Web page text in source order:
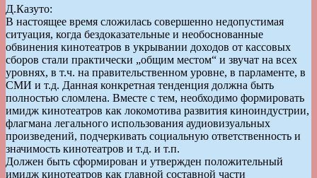
Д.Казуто:
В настоящее время сложилась совершенно недопустимая
ситуация, когда бездоказательные и необоснованные
обвинения кинотеатров в укрывании доходов от кассовых
сборов стали практически „общим местом“ и звучат на всех
уровнях, в т.ч. на правительственном уровне, в парламенте, в
СМИ и т.д. Данная конкретная тенденция должна быть
полностью сломлена. Вместе с тем, необходимо формировать
имидж кинотеатров как локомотива развития киноиндустрии,
флагмана легального использования аудиовизуальных
произведений, подчеркивать социальную ответственность и
значимость кинотеатров и т.д. и т.п.
Должен быть сформирован и утвержден положительный
имидж кинотеатров как главной составной части